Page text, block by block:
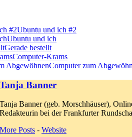
Ubuntu und ich #2
Ubuntu und ich
Gerade bestellt
Computer-Krams
Computer zum
Tanja Banner
Tanja Banner (geb. Morschhäuser),
Redakteurin bei der Frankfurter
More Posts - Website